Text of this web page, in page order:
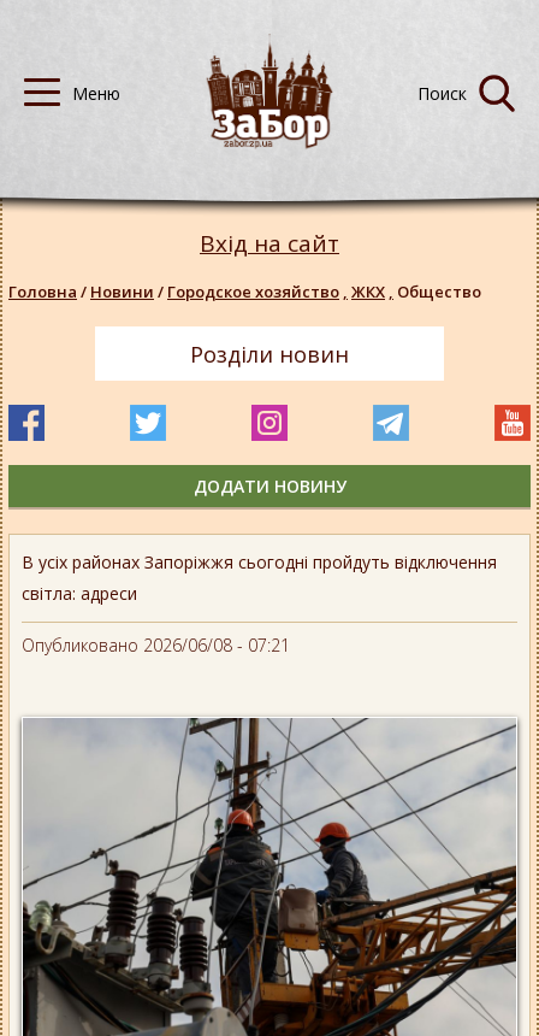
В усіх районах Запоріжжя сьогодні пройдуть відключення
світла: адреси
Опубликовано 2026/06/08 - 07:21
Вхід на сайт
Головна / Новини / Городское хозяйство , ЖКХ , Общество
Розділи новин
ДОДАТИ НОВИНУ